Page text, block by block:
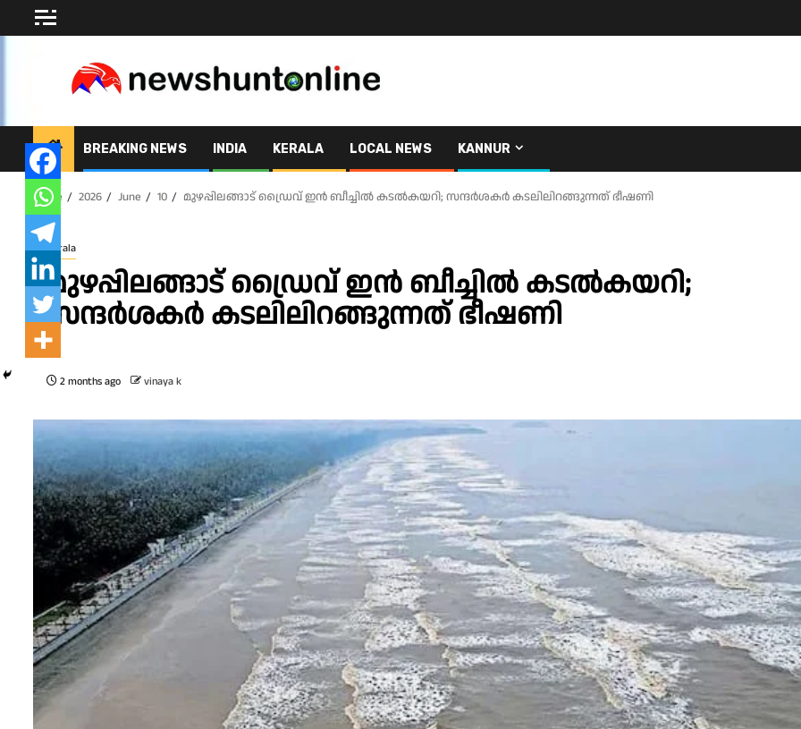
to
BREAKING NEWS INDIA KERALA LOCAL NEWS KANNUR
Home 2026 June 10 മുഴപ്പിലങ്ങാട് ഡ്രൈവ് ഇൻ ബീച്ചിൽ കടൽകയറി; സന്ദർശകർ കടലിലിറങ്ങുന്നത് ഭീഷണി
Kerala
മുഴപ്പിലങ്ങാട് ഡ്രൈവ് ഇൻ ബീച്ചിൽ കടൽകയറി;
സന്ദർശകർ കടലിലിറങ്ങുന്നത് ഭീഷണി
2 months ago vinaya k